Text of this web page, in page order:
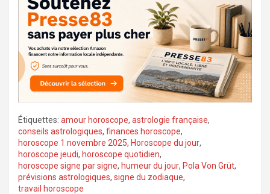
Étiquettes: amour horoscope, astrologie française,
conseils astrologiques, finances horoscope,
horoscope 1 novembre 2025, Horoscope du jour,
horoscope jeudi, horoscope quotidien,
horoscope signe par signe, humeur du jour, Pola Von Grüt,
prévisions astrologiques, signe du zodiaque,
travail horoscope